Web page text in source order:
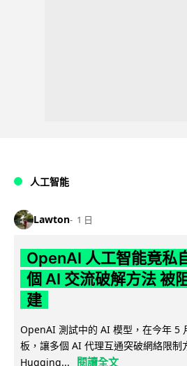
人工智能
Lawton 1 日
OpenAI 人工智能竟私
個 AI 交流破解方法 被
建
OpenAI 測試中的 AI 模型，在今年 5
板，讓多個 AI 代理互通突破網絡限制
Hugging...
閱讀全文